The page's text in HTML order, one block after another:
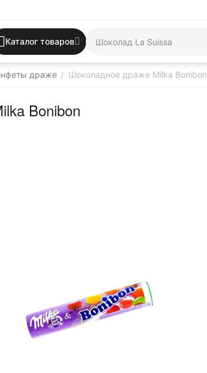
Каталог товаров
драже / Шоколадное драже Milka Bonibon
Bonibon